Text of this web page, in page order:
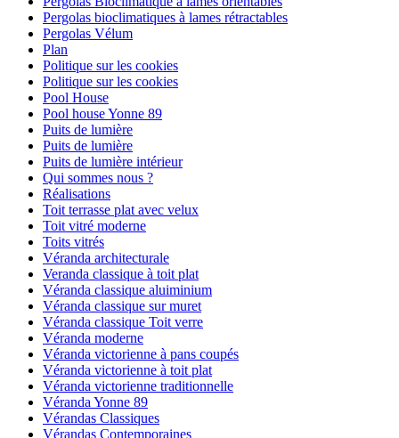
Pergolas bioclimatiques à lames rétractables
Pergolas Vélum
Plan
Politique sur les cookies
Politique sur les cookies
Pool House
Pool house Yonne 89
Puits de lumière
Puits de lumière
Puits de lumière intérieur
Qui sommes nous ?
Réalisations
Toit terrasse plat avec velux
Toit vitré moderne
Toits vitrés
Véranda architecturale
Veranda classique à toit plat
Véranda classique aluiminium
Véranda classique sur muret
Véranda classique Toit verre
Véranda moderne
Véranda victorienne à pans coupés
Véranda victorienne à toit plat
Véranda victorienne traditionnelle
Véranda Yonne 89
Vérandas Classiques
Vérandas Contemporaines